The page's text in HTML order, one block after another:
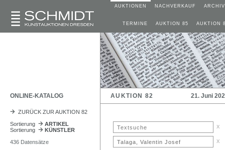
AUKTIONEN NACHVERKAUF ARCHIV
TERMINE AUKTION 85 AUKTION
ONLINE-KATALOG AUKTION 82 21. Juni
ZURÜCK ZUR AUKTION 82
Sortierung
ARTIKEL
Sortierung
KÜNSTLER
436 Datensätze
x
x